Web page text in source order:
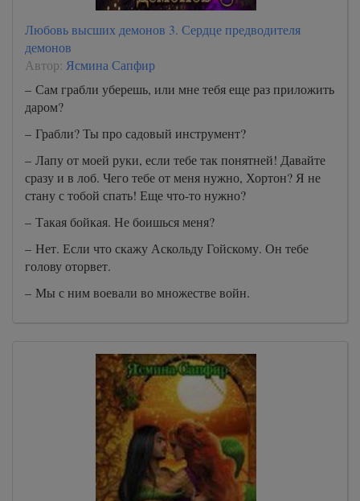
Любовь высших демонов 3. Сердце предводителя
демонов
Автор: Ясмина Сапфир
– Сам грабли уберешь, или мне тебя еще раз приложить
даром?
– Грабли? Ты про садовый инструмент?
– Лапу от моей руки, если тебе так понятней! Давайте
сразу и в лоб. Чего тебе от меня нужно, Хортон? Я не
стану с тобой спать! Еще что-то нужно?
– Такая бойкая. Не боишься меня?
– Нет. Если что скажу Аскольду Гойскому. Он тебе
голову оторвет.
– Мы с ним воевали во множестве войн.